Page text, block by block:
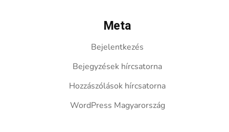
Meta
Bejelentkezés
Bejegyzések hírcsatorna
Hozzászólások hírcsatorna
WordPress Magyarország